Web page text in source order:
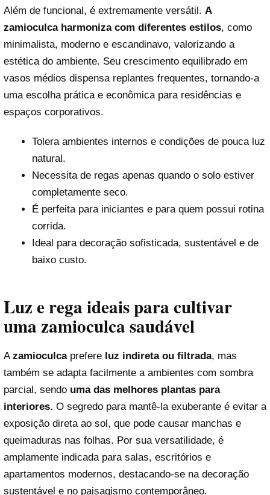
Além de funcional, é extremamente versátil. A
zamioculca harmoniza com diferentes estilos, como
minimalista, moderno e escandinavo, valorizando a
estética do ambiente. Seu crescimento equilibrado em
vasos médios dispensa replantes frequentes, tornando-a
uma escolha prática e econômica para residências e
espaços corporativos.
Tolera ambientes internos e condições de pouca luz
natural.
Necessita de regas apenas quando o solo estiver
completamente seco.
É perfeita para iniciantes e para quem possui rotina
corrida.
Ideal para decoração sofisticada, sustentável e de
baixo custo.
Luz e rega ideais para cultivar
uma zamioculca saudável
Azamioculcaprefere luz indireta ou filtrada, mas
também se adapta facilmente a ambientes com sombra
parcial, sendo uma das melhores plantas para
interiores. O segredo para mantê-la exuberante é evitar a
exposição direta ao sol, que pode causar manchas e
queimaduras nas folhas. Por sua versatilidade, é
amplamente indicada para salas, escritórios e
apartamentos modernos, destacando-se na decoração
sustentável e no paisagismo contemporâneo.